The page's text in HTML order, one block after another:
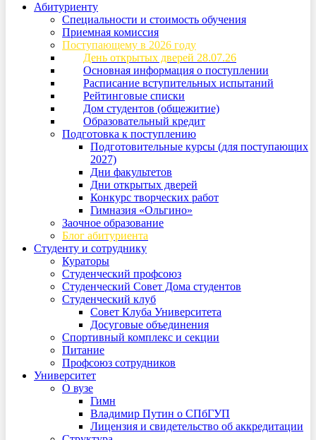
Абитуриенту
Специальности и стоимость обучения
Приемная комиссия
Поступающему в 2026 году
День открытых дверей 28.07.26
Основная информация о поступлении
Расписание вступительных испытаний
Рейтинговые списки
Дом студентов (общежитие)
Образовательный кредит
Подготовка к поступлению
Подготовительные курсы (для поступающих
2027)
Дни факультетов
Дни открытых дверей
Конкурс творческих работ
Гимназия «Ольгино»
Заочное образование
Блог абитуриента
Студенту и сотруднику
Кураторы
Студенческий профсоюз
Студенческий Совет Дома студентов
Студенческий клуб
Совет Клуба Университета
Досуговые объединения
Спортивный комплекс и секции
Питание
Профсоюз сотрудников
Университет
О вузе
Гимн
Владимир Путин о СПбГУП
Лицензия и свидетельство об аккредитации